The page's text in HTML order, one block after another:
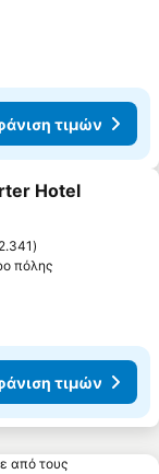
τιμών
αγαπημένα
Hotel
2.341
πόλης
τιμών
από τους